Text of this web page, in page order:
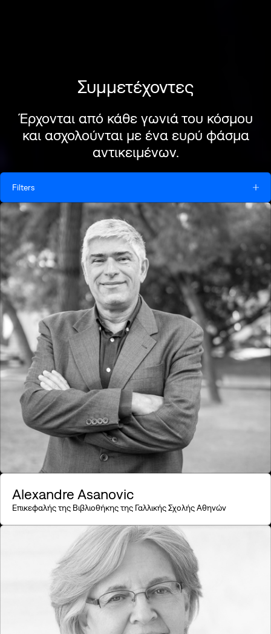
Συμμετέχοντες
Έρχονται από κάθε γωνιά του κόσμου
και ασχολούνται με ένα ευρύ φάσμα
αντικειμένων.
Filters
Ημ/νια
Κυρ. Ιουν. 21 Δευ. Ιουν. 22 Τρί. Ιουν. 23
Τετ. Ιουν. 24
Πέμ. Ιουν. 25
Παρ. Ιουν. 26 Σάβ. Ιουν. 27 Κυρ. Ιουν. 28
Είδος
Engage Discuss Celebrate
Πυλώνας SNF Nostos Conference
House of Arts & Culture
House of Health & Sports
House of the Future
House of Civics & Education
The Core of the Conference
Alexandre Asanovic
Επικεφαλής της Βιβλιοθήκης της Γαλλικής Σχολής Αθηνών